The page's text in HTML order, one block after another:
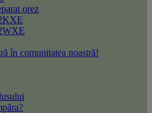
orez
în comunitatea noastră!